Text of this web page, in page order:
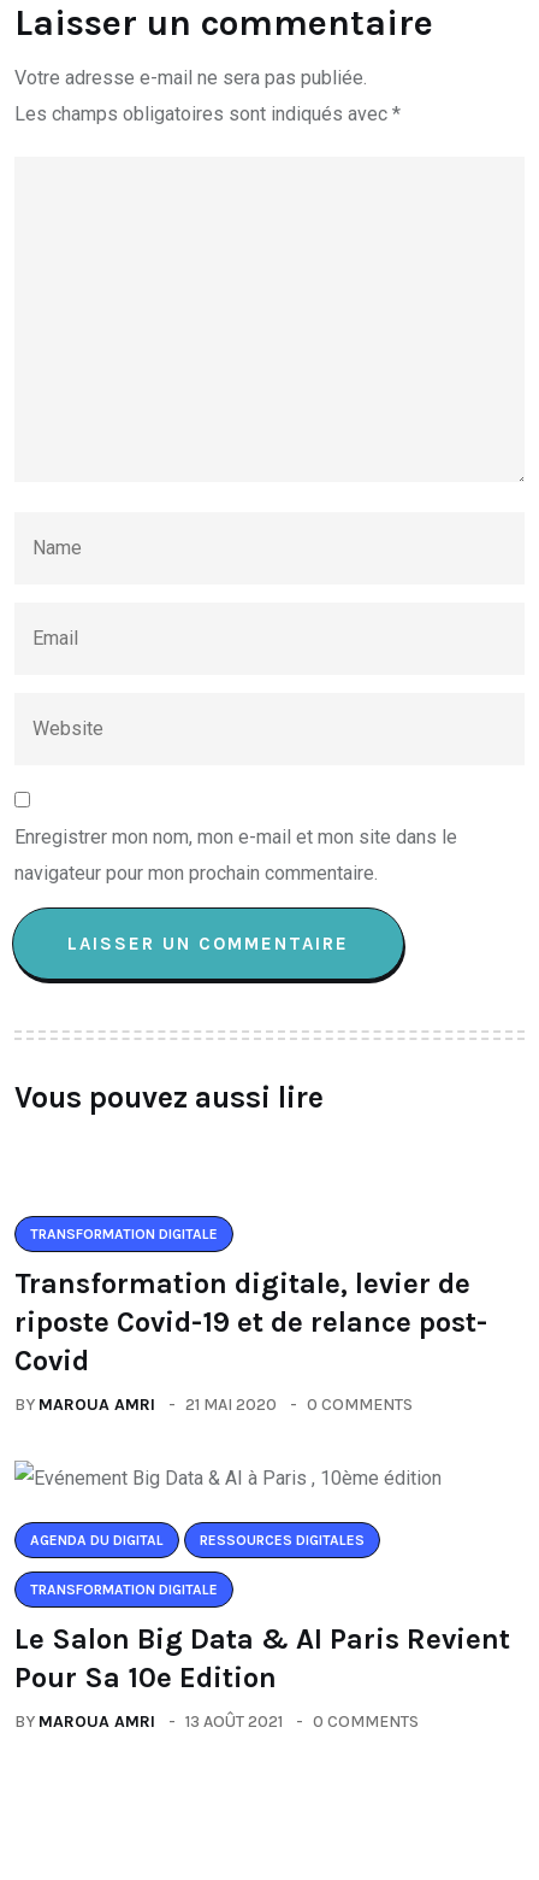
Laisser un commentaire
Votre adresse e-mail ne sera pas publiée.
Les champs obligatoires sont indiqués avec *
Enregistrer mon nom, mon e-mail et mon site dans le
navigateur pour mon prochain commentaire.
Vous pouvez aussi lire
TRANSFORMATION DIGITALE
Transformation digitale, levier de
riposte Covid-19 et de relance post-
Covid
BY MAROUA AMRI 21 MAI 2020 0 COMMENTS
AGENDA DU DIGITAL RESSOURCES DIGITALES
TRANSFORMATION DIGITALE
Le Salon Big Data & AI Paris Revient
Pour Sa 10e Edition
BY MAROUA AMRI 13 AOÛT 2021 0 COMMENTS